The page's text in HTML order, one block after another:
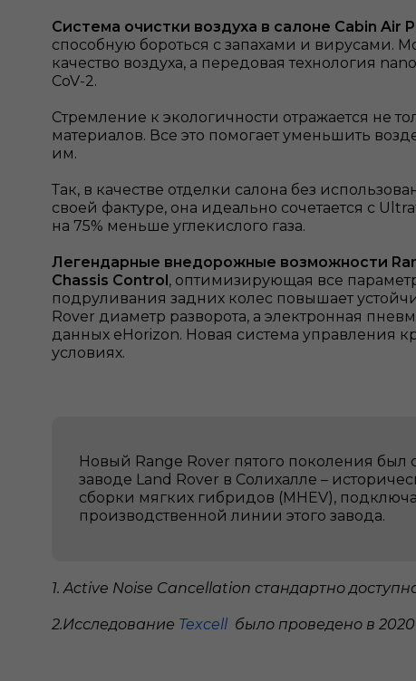
Система очистки воздуха в салоне Cabin Air
способную бороться с запахами и вирусами.
качество воздуха, а передовая технология
CoV-2.
Стремление к экологичности отражается не
материалов. Все это помогает уменьшить
им.
Так, в качестве отделки салона без
своей фактуре, она идеально сочетается с
на 75% меньше углекислого газа.
Легендарные внедорожные возможности
Chassis Control, оптимизирующая все
подруливания задних колес повышает
Rover диаметр разворота, а электронная
данных eHorizon. Новая система управления
условиях.
Новый Range Rover пятого поколения был
заводе Land Rover в Солихалле –
сборки мягких гибридов (MHEV),
производственной линии этого завода.
1. Active Noise Cancellation стандартно
2.Исследование Texcell было проведено в